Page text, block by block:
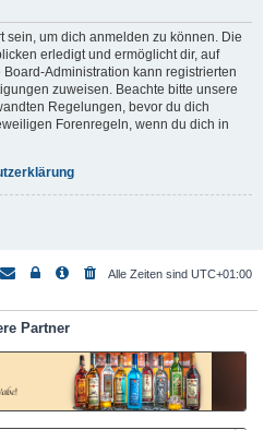
sein, um dich anmelden zu können. Die
erledigt und ermöglicht dir, auf
Administration kann registrierten
zuweisen. Beachte bitte unsere
Regelungen, bevor du dich
Forenregeln, wenn du dich in
Alle Zeiten sind UTC+01:00
Partner